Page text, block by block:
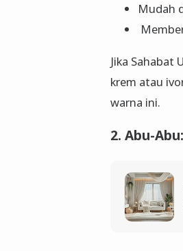
Mudah
Jika
krem atau
warna ini.
2. Abu-